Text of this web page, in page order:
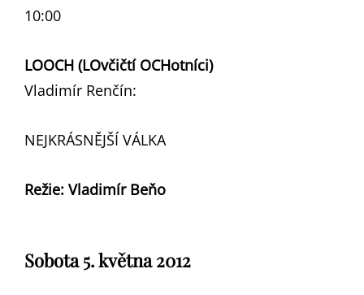
10:00
LOOCH (LOvčičtí OCHotníci)
Vladimír Renčín:
NEJKRÁSNĚJŠÍ VÁLKA
Režie: Vladimír Beňo
Sobota 5. května 2012